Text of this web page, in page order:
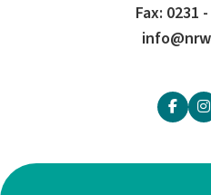
Fax: 0231